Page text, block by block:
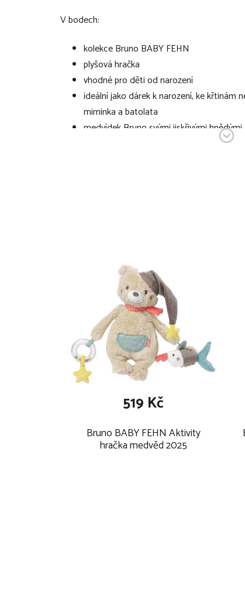
V bodech:
kolekce Bruno BABY FEHN
plyšová hračka
vhodné pro děti od narození
ideální jako dárek k narození, ke křtinám
miminka a batolata
medvídek Bruno svými jiskřivými
lze prát na jemný program na 30 °C
Bruno BABY FEHN Aktivity
hračka medvěd 2025
519 Kč